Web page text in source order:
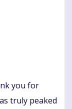
you for
truly peaked